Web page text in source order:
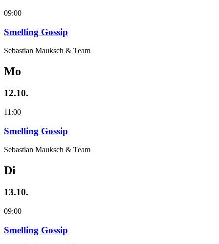
09:00
Smelling Gossip
Sebastian Mauksch & Team
Mo
12.10.
11:00
Smelling Gossip
Sebastian Mauksch & Team
Di
13.10.
09:00
Smelling Gossip